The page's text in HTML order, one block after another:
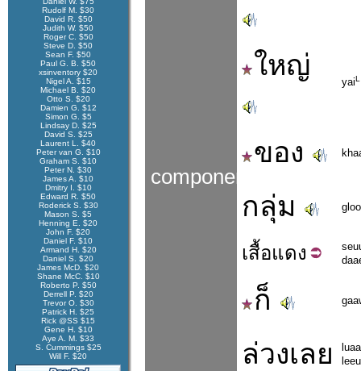
Rudolf M. $30
David R. $50
Judith W. $50
Roger C. $50
Steve D. $50
Sean F. $50
Paul G. B. $50
xsinventory $20
Nigel A. $15
Michael B. $20
Otto S. $20
Damien G. $12
Simon G. $5
Lindsay D. $25
David S. $25
Laurent L. $40
Peter van G. $10
Graham S. $10
Peter N. $30
James A. $10
Dmitry I. $10
Edward R. $50
Roderick S. $30
Mason S. $5
Henning E. $20
John F. $20
Daniel F. $10
Armand H. $20
Daniel S. $20
James McD. $20
Shane McC. $10
Roberto P. $50
Derrell P. $20
Trevor O. $30
Patrick H. $25
Rick @SS $15
Gene H. $10
Aye A. M. $33
S. Cummings $25
Will F. $20
components
ใหญ่
yaiL
ของ
กลุ่ม
เสื้อแดง
ก็
ล่วงเลย